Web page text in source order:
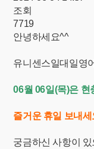
조회
7719
안녕하세요^^
유니센스일대일영
06월 06일(목)은 현
즐거운 휴일 보내세
궁금하신 사항이 있